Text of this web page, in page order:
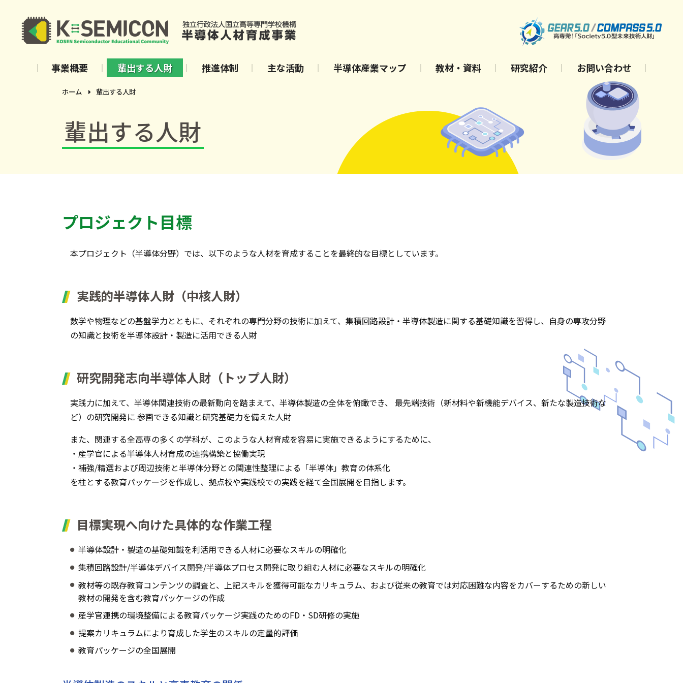
事業概要 輩出する人財 推進体制 主な活動 半導体産業マップ 教材・資料 研究紹介 お問い合わせ
ホーム 輩出する人財
輩出する人財
プロジェクト目標
本プロジェクト（半導体分野）では、以下のような人材を育成することを最終的な目標としています。
実践的半導体人財（中核人財）
数学や物理などの基盤学力とともに、それぞれの専門分野の技術に加えて、集積回路設計・半導体製造に関する基礎知識を習得し、自身の専攻分野
の知識と技術を半導体設計・製造に活用できる人財
研究開発志向半導体人財（トップ人財）
実践力に加えて、半導体関連技術の最新動向を踏まえて、半導体製造の全体を俯瞰でき、 最先端技術（新材料や新機能デバイス、新たな製造技術な
ど）の研究開発に 参画できる知識と研究基礎力を備えた人財
また、関連する全高専の多くの学科が、このような人材育成を容易に実施できるようにするために、
・産学官による半導体人材育成の連携構築と協働実現
・補強/精選および周辺技術と半導体分野との関連性整理による「半導体」教育の体系化
を柱とする教育パッケージを作成し、拠点校や実践校での実践を経て全国展開を目指します。
目標実現へ向けた具体的な作業工程
半導体設計・製造の基礎知識を利活用できる人材に必要なスキルの明確化
集積回路設計/半導体デバイス開発/半導体プロセス開発に取り組む人材に必要なスキルの明確化
教材等の既存教育コンテンツの調査と、上記スキルを獲得可能なカリキュラム、および従来の教育では対応困難な内容をカバーするための新しい
教材の開発を含む教育パッケージの作成
産学官連携の環境整備による教育パッケージ実践のためのFD・SD研修の実施
提案カリキュラムにより育成した学生のスキルの定量的評価
教育パッケージの全国展開